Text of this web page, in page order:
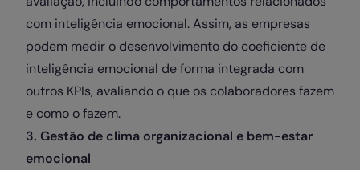
com inteligência emocional. Assim, as empresas
podem medir o desenvolvimento do coeficiente de
inteligência emocional de forma integrada com
outros KPIs, avaliando o que os colaboradores fazem
e como o fazem.
3. Gestão de clima organizacional e bem-estar
emocional